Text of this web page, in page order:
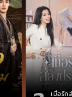
เมื่อรัก